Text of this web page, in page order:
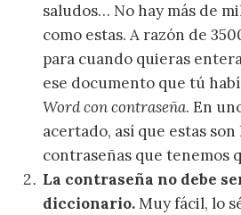
saludos… No hay más de
como estas. A razón de
para cuando quieras
ese documento que tú
Word con contraseña. En
acertado, así que estas
contraseñas que tenemos
La contraseña no debe
diccionario.Muy fácil, lo